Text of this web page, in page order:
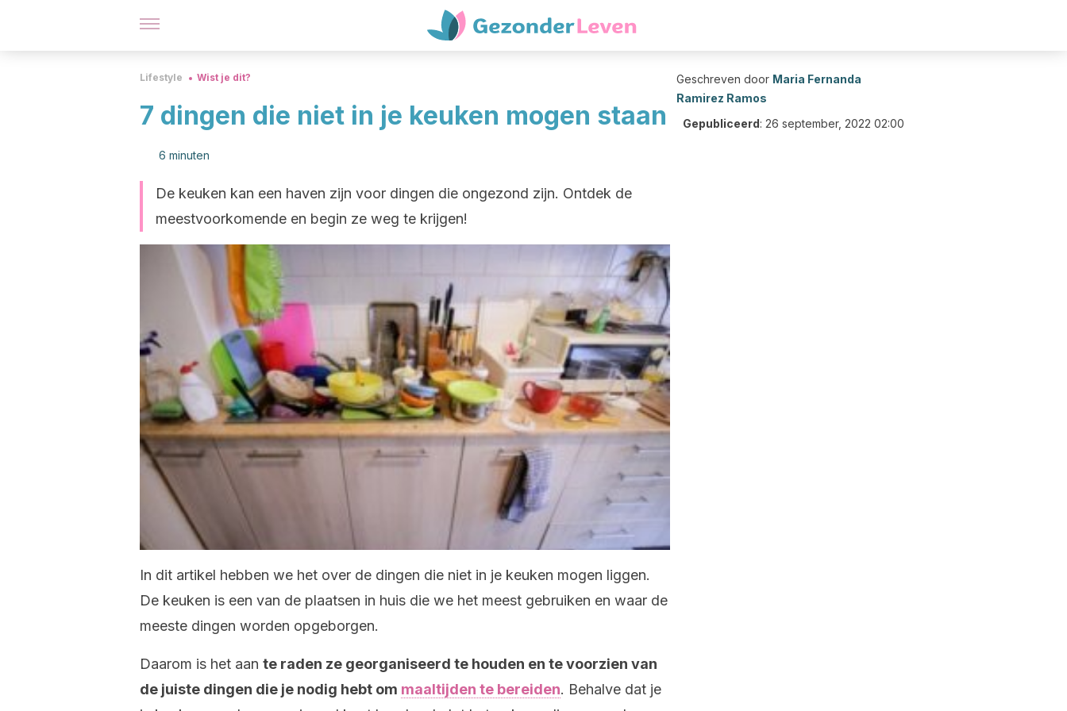
Lifestyle Wist je dit?
7 dingen die niet in je keuken mogen staan
6 minuten
De keuken kan een haven zijn voor dingen die ongezond zijn. Ontdek de
meestvoorkomende en begin ze weg te krijgen!
In dit artikel hebben we het over de dingen die niet in je keuken mogen liggen.
De keuken is een van de plaatsen in huis die we het meest gebruiken en waar de
meeste dingen worden opgeborgen.
Daarom is het aan te raden ze georganiseerd te houden en te voorzien van
de juiste dingen die je nodig hebt om maaltijden te bereiden. Behalve dat je
Geschreven door Maria Fernanda
Ramirez Ramos
Gepubliceerd: 26 september, 2022 02:00